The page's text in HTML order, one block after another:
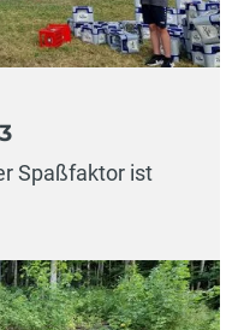
Spaßfaktor ist